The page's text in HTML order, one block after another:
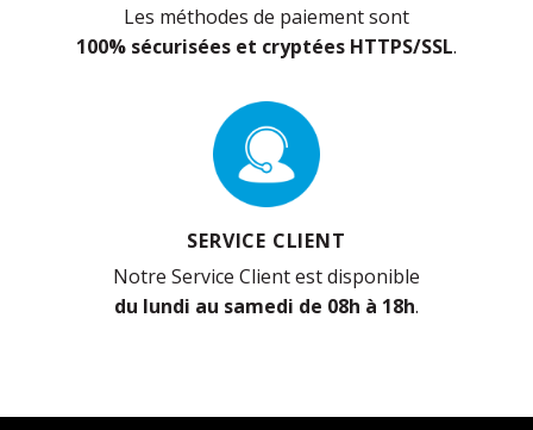
Les méthodes de paiement sont
100% sécurisées et cryptées HTTPS/SSL.
SERVICE CLIENT
Notre Service Client est disponible
du lundi au samedi de 08h à 18h.